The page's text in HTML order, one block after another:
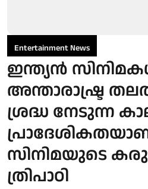
Entertainment News
ഇന്ത്യൻ
അന്താരാഷ്ട്ര
ശ്രദ്ധ നേടുന്ന
സിനിമയുടെ
ത്രിപാഠി